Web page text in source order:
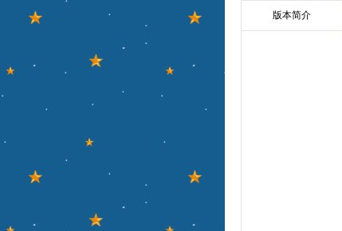
版本简介